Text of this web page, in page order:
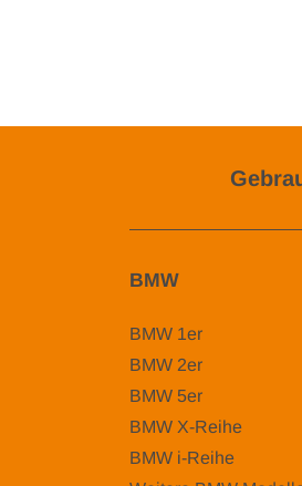
BMW
BMW 1er
BMW 2er
BMW 5er
BMW X-Reihe
BMW i-Reihe